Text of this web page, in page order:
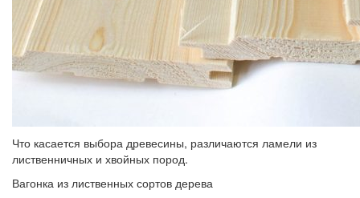
Что касается выбора древесины, различаются ламели из
лиственничных и хвойных пород.
Вагонка из лиственных сортов дерева